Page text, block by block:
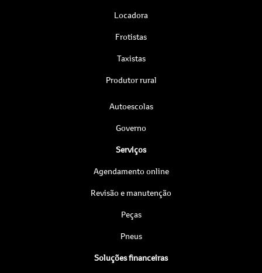
Locadora
Frotistas
Taxistas
Produtor rural
Autoescolas
Governo
Serviços
Agendamento online
Revisão e manutenção
Peças
Pneus
Soluções financeiras